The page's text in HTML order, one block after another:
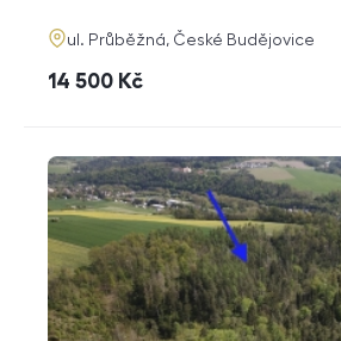
adresa
ul. Průběžná, České Budějovice
cena
14 500 Kč